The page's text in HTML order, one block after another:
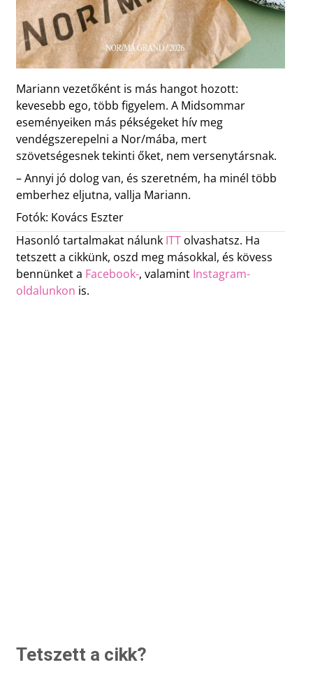
Mariann vezetőként is más hangot hozott:
kevesebb ego, több figyelem. A Midsommar
eseményeiken más pékségeket hív meg
vendégszerepelni a Nor/mába, mert
szövetségesnek tekinti őket, nem versenytársnak.
– Annyi jó dolog van, és szeretném, ha minél több
emberhez eljutna, vallja Mariann.
Fotók: Kovács Eszter
Hasonló tartalmakat nálunk ITTolvashatsz. Ha
tetszett a cikkünk, oszd meg másokkal, és kövess
bennünket a Facebook-, valamint Instagram-
oldalunkon is.
Tetszett a cikk?